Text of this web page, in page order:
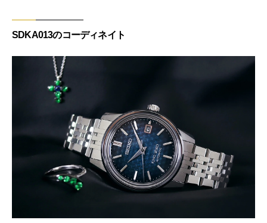
SDKA013のコーディネイト